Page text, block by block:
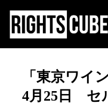
「東京ワイ
4月25日 セ